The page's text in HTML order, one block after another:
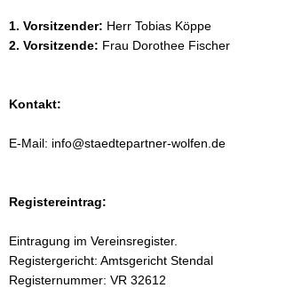
1. Vorsitzender: Herr Tobias Köppe
2. Vorsitzende: Frau Dorothee Fischer
Kontakt:
E-Mail: info@staedtepartner-wolfen.de
Registereintrag:
Eintragung im Vereinsregister.
Registergericht: Amtsgericht Stendal
Registernummer: VR 32612